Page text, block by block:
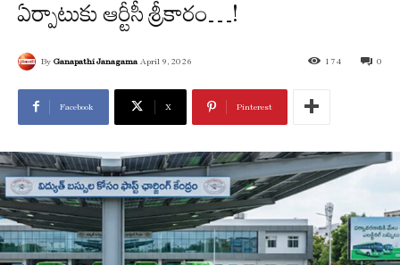
ఏర్పాటుకు ఆర్టీసీ శ్రీ‌కారం…!
By Ganapathi Janagama April 9, 2026 0
174
Facebook X Pinterest